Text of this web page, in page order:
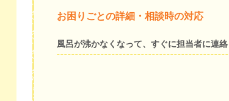
お困りごとの詳細・相談時の対応
風呂が沸かなくなって、すぐに担当者に連